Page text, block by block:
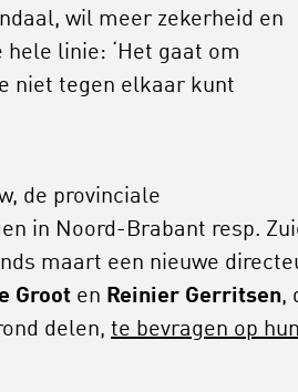
wil meer zekerheid en
linie: ‘Het gaat om
niet tegen elkaar kunt
de provinciale
in Noord-Brabant resp.
maart een nieuwe
Groot en Reinier Gerritsen,
delen, te bevragen op hun